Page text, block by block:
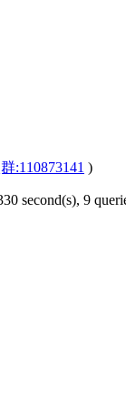
:110873141 )
second(s), 9